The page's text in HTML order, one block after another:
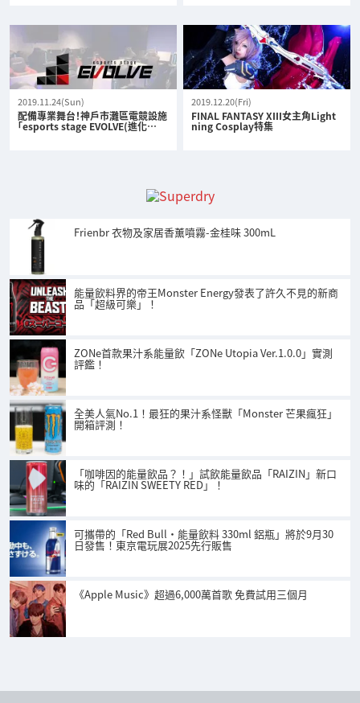
2019.11.24(Sun)
配備專業舞台！神戶市灘區電競設施
「esports stage EVOLVE(進化…
2019.12.20(Fri)
FINAL FANTASY XIII女主角Light
ning Cosplay特集
Frienbr 衣物及家居香薰噴霧-金桂味 300mL
能量飲料界的帝王Monster Energy發表了許久不見的新商
品「超級可樂」！
ZONe首款果汁系能量飲「ZONe Utopia Ver.1.0.0」實測
評鑑！
全美人氣No.1！最狂的果汁系怪獸「Monster 芒果瘋狂」
開箱評測！
「咖啡因的能量飲品？！」試飲能量飲品「RAIZIN」新口
味的「RAIZIN SWEETY RED」！
可攜帶的「Red Bull・能量飲料 330ml 鋁瓶」將於9月30
日發售！東京電玩展2025先行販售
《Apple Music》超過6,000萬首歌 免費試用三個月